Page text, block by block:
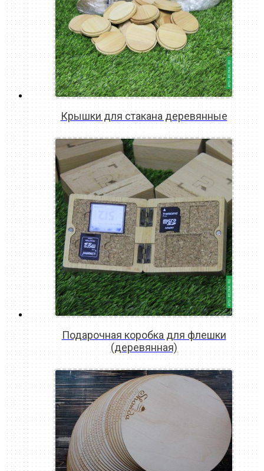
Крышки для стакана деревянные
READ MORE
Подарочная коробка для флешки
(деревянная)
READ MORE